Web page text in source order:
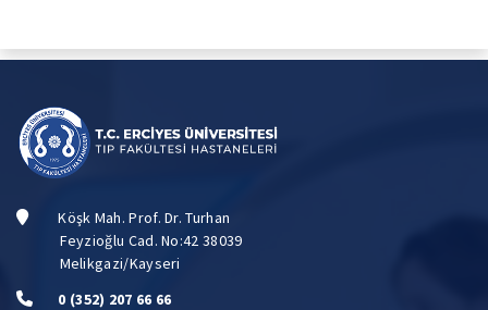
Köşk Mah. Prof. Dr. Turhan
Feyzioğlu Cad. No:42 38039
Melikgazi/Kayseri
0 (352) 207 66 66